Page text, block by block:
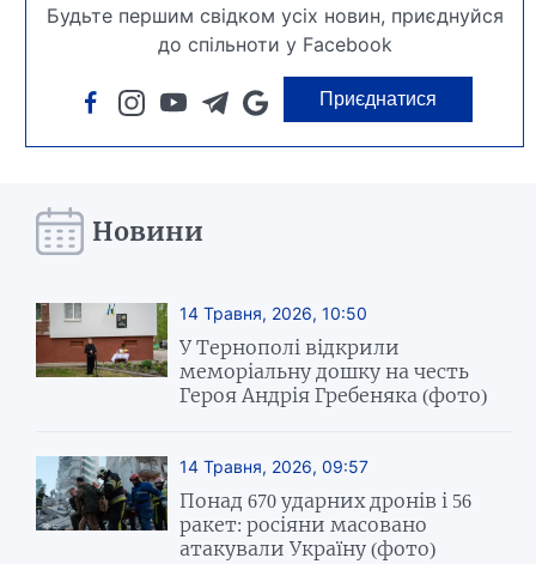
Будьте першим свідком усіх новин, приєднуйся
до спільноти у Facebook
Приєднатися
Новини
14 Травня, 2026, 10:50
У Тернополі відкрили
меморіальну дошку на честь
Героя Андрія Гребеняка (фото)
14 Травня, 2026, 09:57
Понад 670 ударних дронів і 56
ракет: росіяни масовано
атакували Україну (фото)